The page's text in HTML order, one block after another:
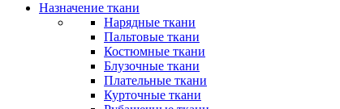
Назначение ткани
Нарядные ткани
Пальтовые ткани
Костюмные ткани
Блузочные ткани
Плательные ткани
Курточные ткани